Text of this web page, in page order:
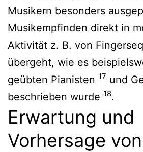
Musikern besonders
Musikempfinden direkt in
Aktivität z. B. von
übergeht, wie es
geübten Pianisten 17 und
beschrieben wurde 18.
Erwartung und
Vorhersage